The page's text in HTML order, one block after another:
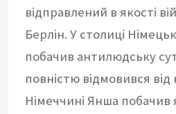
відправлений в якості
Берлін. У столиці
побачив антилюдську
повністю відмовився
Німеччині Янша побачив